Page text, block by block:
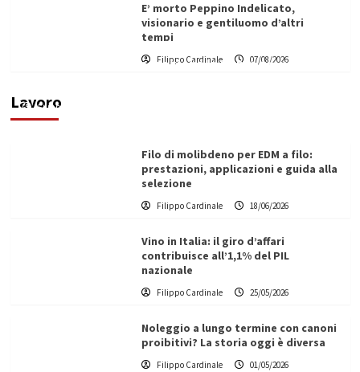
E’ morto Peppino Indelicato,
visionario e gentiluomo d’altri
tempi
Filippo Cardinale 07/08/2026
Lavoro
L’ingegnere saccense Buscarnera partner chiave
di un progetto transnazionale per la transizione
Filippo Cardinale
Filo di molibdeno per EDM a filo:
prestazioni, applicazioni e guida alla
selezione
Filippo Cardinale 18/06/2026
Vino in Italia: il giro d’affari
contribuisce all’1,1% del PIL
nazionale
Filippo Cardinale 25/05/2026
Noleggio a lungo termine con canoni
proibitivi? La storia oggi è diversa
Filippo Cardinale 01/05/2026